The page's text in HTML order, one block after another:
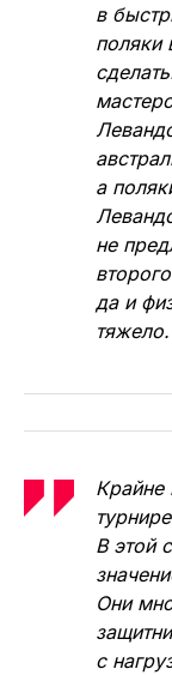
в
поляки
а
не
да и
тяжело.
Крайне
В этой
Они
с